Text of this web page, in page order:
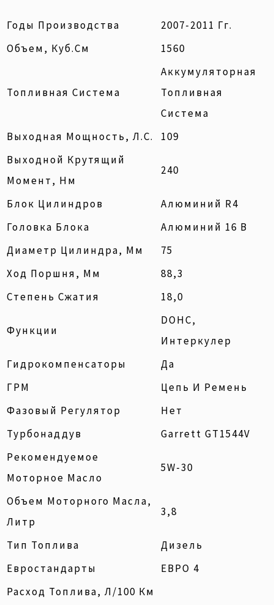
Годы Производства
2007-2011 Гг.
Объем, Куб.см
1560
Топливная Система
Аккумуляторная
Топливная
Система
Выходная Мощность, Л.с.
109
Выходной Крутящий
Момент, Нм
240
Блок Цилиндров
Алюминий R4
Головка Блока
Алюминий 16 В
Диаметр Цилиндра, Мм
75
Ход Поршня, Мм
88,3
Степень Сжатия
18,0
Функции
DOHC,
Интеркулер
Гидрокомпенсаторы
Да
ГРМ
Цепь И Ремень
Фазовый Регулятор
Нет
Турбонаддув
Garrett GT1544V
Рекомендуемое
Моторное Масло
5W-30
Объем Моторного Масла,
Литр
3,8
Тип Топлива
Дизель
Евростандарты
ЕВРО 4
Расход Топлива, Л/100 Км